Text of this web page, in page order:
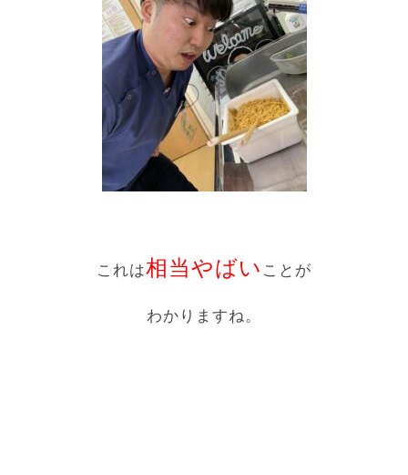
これは相当やばい ことが
わかりますね。